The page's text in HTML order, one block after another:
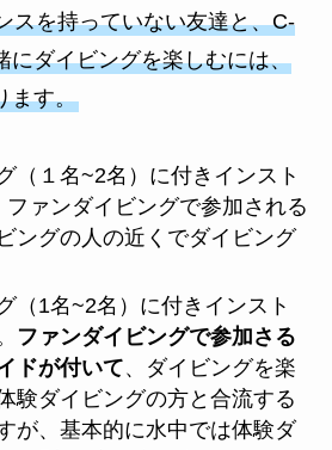
スを持っていない友達と、C-
にダイビングを楽しむには、
ます。
（１名~2名）に付きインスト
ファンダイビングで参加される
ングの人の近くでダイビング
（1名~2名）に付きインスト
ファンダイビングで参加さる
ドが付いて、ダイビングを楽
験ダイビングの方と合流する
が、基本的に水中では体験ダ